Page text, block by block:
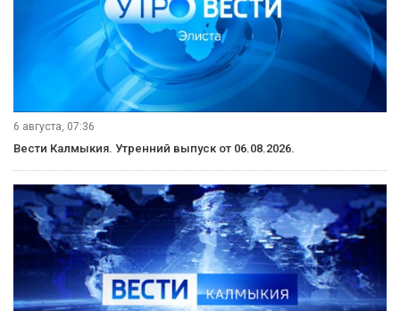
6 августа, 07:36
Вести Калмыкия. Утренний выпуск от 06.08.2026.